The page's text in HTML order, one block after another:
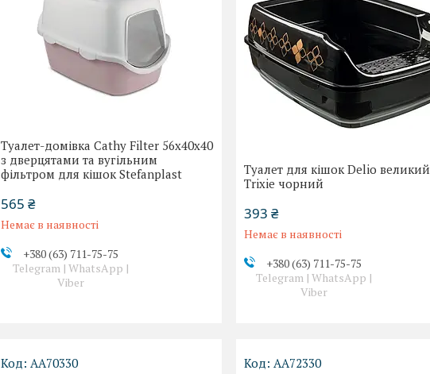
Туалет-домівка Cathy Filter 56x40x40
з дверцятами та вугільним
фільтром для кішок Stefanplast
565 ₴
Немає в наявності
+380 (63) 711-75-75
Telegram | WhatsApp |
Viber
Туалет для кішок Delio великий
Trixie чорний
393 ₴
Немає в наявності
+380 (63) 711-75-75
Telegram | WhatsApp |
Viber
AA70330 AA72330